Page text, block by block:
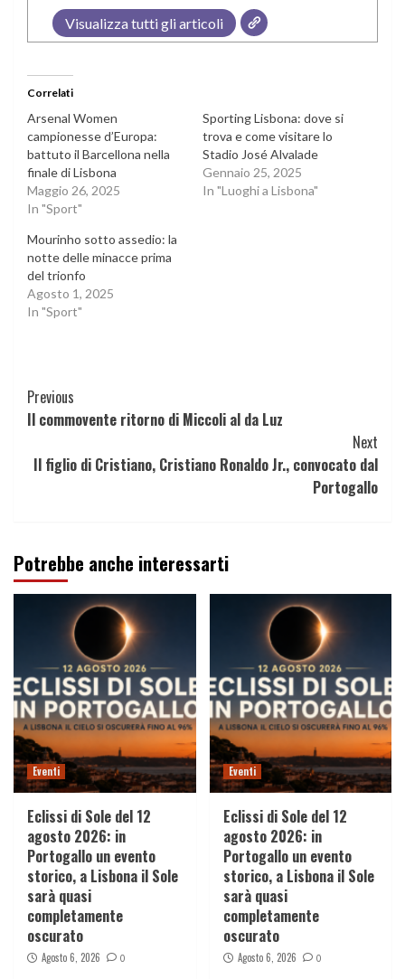
Visualizza tutti gli articoli
Correlati
Arsenal Women
campionesse d’Europa:
battuto il Barcellona nella
finale di Lisbona
Maggio 26, 2025
In "Sport"
Sporting Lisbona: dove si
trova e come visitare lo
Stadio José Alvalade
Gennaio 25, 2025
In "Luoghi a Lisbona"
Mourinho sotto assedio: la
notte delle minacce prima
del trionfo
Agosto 1, 2025
In "Sport"
Continue
Reading
Previous
Il commovente ritorno di Miccoli al da Luz
Next
Il figlio di Cristiano, Cristiano Ronaldo Jr., convocato dal
Portogallo
Potrebbe anche interessarti
Eventi
Eclissi di Sole del 12
agosto 2026: in
Portogallo un evento
storico, a Lisbona il Sole
sarà quasi
completamente
oscurato
Agosto 6, 2026 0
Eventi
Eclissi di Sole del 12
agosto 2026: in
Portogallo un evento
storico, a Lisbona il Sole
sarà quasi
completamente
oscurato
Agosto 6, 2026 0